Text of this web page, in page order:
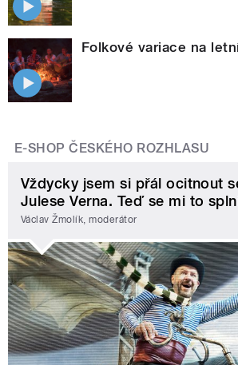
Folkové variace na
E-SHOP ČESKÉHO ROZHLASU
Vždycky jsem si přál ocitnout
Julese Verna. Teď se mi to
Václav Žmolík, moderátor